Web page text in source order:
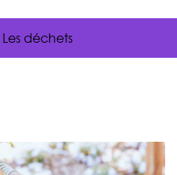
Les déchets